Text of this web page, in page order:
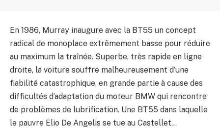
En 1986, Murray inaugure avec la BT55 un concept
radical de monoplace extrêmement basse pour réduire
au maximum la traînée. Superbe, très rapide en ligne
droite, la voiture souffre malheureusement d’une
fiabilité catastrophique, en grande partie à cause des
difficultés d’adaptation du moteur BMW qui rencontre
de problèmes de lubrification. Une BT55 dans laquelle
le pauvre Elio De Angelis se tue au Castellet…